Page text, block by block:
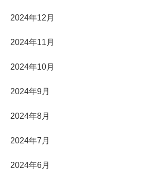
2024年12月
2024年11月
2024年10月
2024年9月
2024年8月
2024年7月
2024年6月